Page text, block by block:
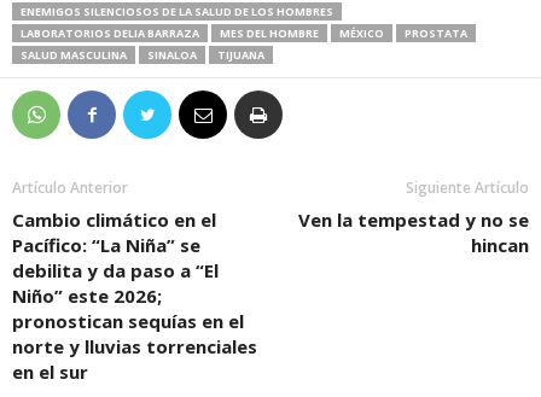
ENEMIGOS SILENCIOSOS DE LA SALUD DE LOS HOMBRES
LABORATORIOS DELIA BARRAZA
MES DEL HOMBRE MÉXICO
PROSTATA
SALUD MASCULINA
SINALOA TIJUANA
Artículo Anterior
Cambio climático en el
Pacífico: “La Niña” se
debilita y da paso a “El
Niño” este 2026;
pronostican sequías en el
norte y lluvias torrenciales
en el sur
Siguiente Artículo
Ven la tempestad y no se
hincan